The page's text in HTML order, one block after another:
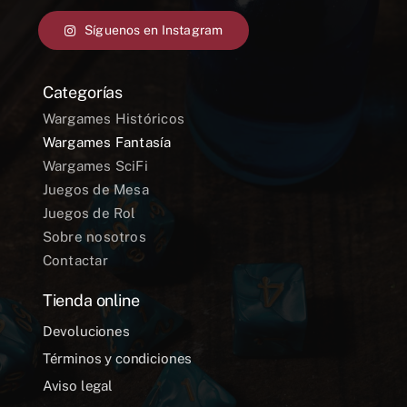
Síguenos en Instagram
Categorías
Wargames Históricos
Wargames Fantasía
Wargames SciFi
Juegos de Mesa
Juegos de Rol
Sobre nosotros
Contactar
Tienda online
Devoluciones
Términos y condiciones
Aviso legal